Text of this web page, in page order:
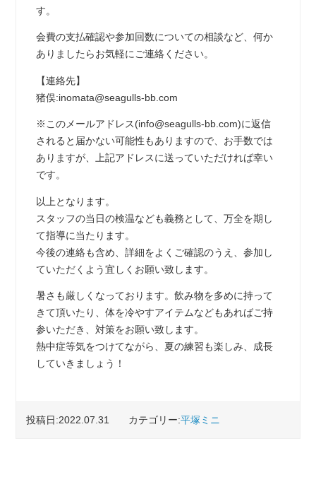
す。
会費の支払確認や参加回数についての相談など、何か
ありましたらお気軽にご連絡ください。
【連絡先】
猪俣:inomata@seagulls-bb.com
※このメールアドレス(info@seagulls-bb.com)に返信
されると届かない可能性もありますので、お手数では
ありますが、上記アドレスに送っていただければ幸い
です。
以上となります。
スタッフの当日の検温なども義務として、万全を期し
て指導に当たります。
今後の連絡も含め、詳細をよくご確認のうえ、参加し
ていただくよう宜しくお願い致します。
暑さも厳しくなっております。飲み物を多めに持って
きて頂いたり、体を冷やすアイテムなどもあればご持
参いただき、対策をお願い致します。
熱中症等気をつけてながら、夏の練習も楽しみ、成長
していきましょう！
投稿日:2022.07.31 カテゴリー:平塚ミニ